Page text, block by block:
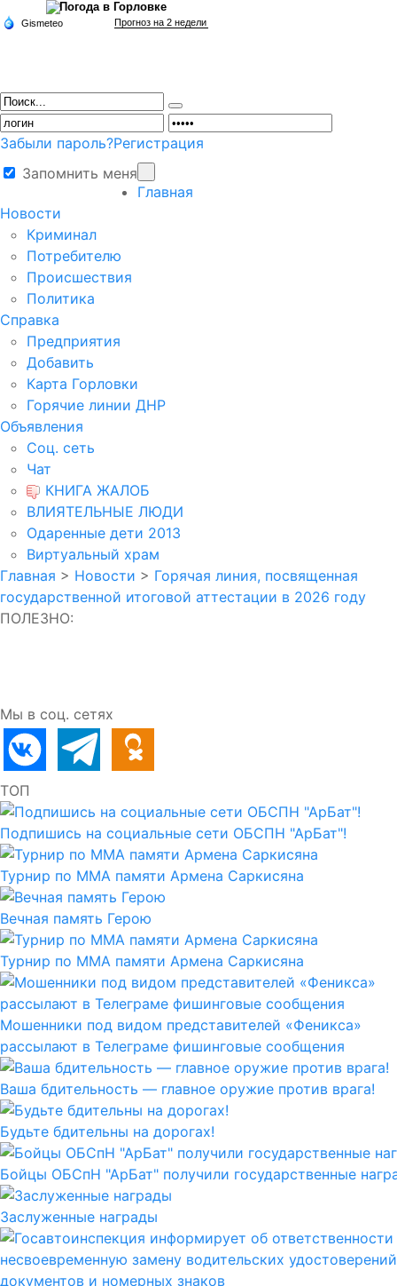
Забыли пароль?Регистрация
Запомнить меня
Главная
Новости
Криминал
Потребителю
Происшествия
Политика
Справка
Предприятия
Добавить
Карта Горловки
Горячие линии ДНР
Объявления
Соц. сеть
Чат
КНИГА ЖАЛОБ
ВЛИЯТЕЛЬНЫЕ ЛЮДИ
Одаренные дети 2013
Виртуальный храм
Главная > Новости > Горячая линия, посвященная
государственной итоговой аттестации в 2026 году
ПОЛЕЗНО:
Мы в соц. сетях
ТОП
Подпишись на социальные сети ОБСПН "АрБат"!
Турнир по ММА памяти Армена Саркисяна
Вечная память Герою
Турнир по ММА памяти Армена Саркисяна
Мошенники под видом представителей «Феникса»
рассылают в Телеграме фишинговые сообщения
Ваша бдительность — главное оружие против врага!
Будьте бдительны на дорогах!
Бойцы ОБСпН "АрБат" получили государственные
Заслуженные награды